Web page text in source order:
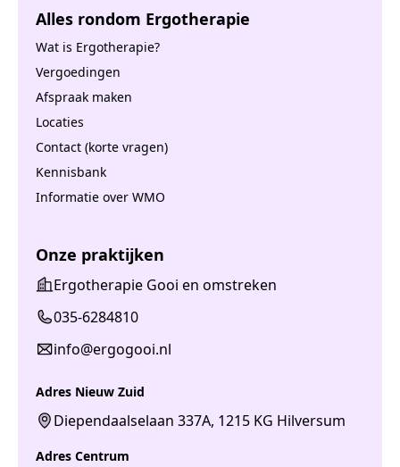
Alles rondom Ergotherapie
Wat is Ergotherapie?
Vergoedingen
Afspraak maken
Locaties
Contact (korte vragen)
Kennisbank
Informatie over WMO
Onze praktijken
Ergotherapie Gooi en omstreken
035-6284810
info@ergogooi.nl
Adres Nieuw Zuid
Diependaalselaan 337A, 1215 KG Hilversum
Adres Centrum